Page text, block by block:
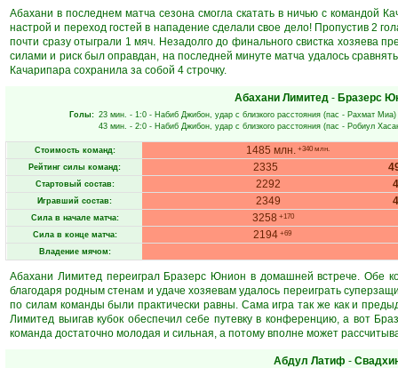
Абахани в последнем матча сезона смогла скатать в ничью с командой
настрой и переход гостей в нападение сделали свое дело! Пропустив 2
почти сразу отыграли 1 мяч. Незадолго до финального свистка хозяева
силами и риск был оправдан, на последней минуте матча удалось
Качарипара сохранила за собой 4 строчку.
Абахани Лимитед- Бразерс
Голы: 23 мин. - 1:0 - Набиб Джибон, удар с близкого расстояния (пас - Рахмат Миа)
43 мин. - 2:0 - Набиб Джибон, удар с близкого расстояния (пас - Робиул
Стоимость команд: 1485 млн. +340 млн.
Рейтинг силы команд: 2335
Стартовый состав: 2292
Игравший состав: 2349
Сила в начале матча: 3258 +170
Сила в конце матча: 2194 +69
Владение мячом:
Абахани Лимитед переиграл Бразерс Юнион в домашней встрече. Обе
благодаря родным стенам и удаче хозяевам удалось переиграть
по силам команды были практически равны. Сама игра так же как и
Лимитед выигав кубок обеспечил себе путевку в конференцию, а вот
команда достаточно молодая и сильная, а потому вполне может
Абдул Латиф -